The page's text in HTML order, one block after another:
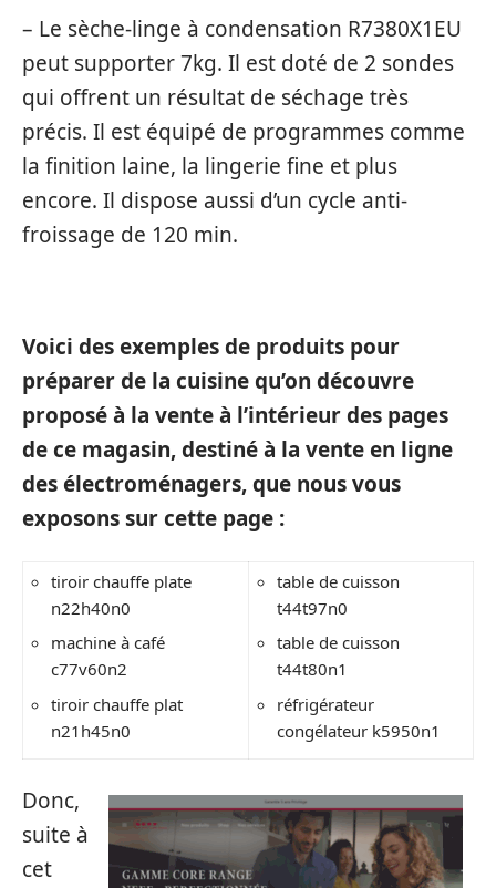
– Le sèche-linge à condensation R7380X1EU
peut supporter 7kg. Il est doté de 2 sondes
qui offrent un résultat de séchage très
précis. Il est équipé de programmes comme
la finition laine, la lingerie fine et plus
encore. Il dispose aussi d’un cycle anti-
froissage de 120 min.
Voici des exemples de produits pour
préparer de la cuisine qu’on découvre
proposé à la vente à l’intérieur des pages
de ce magasin, destiné à la vente en ligne
des électroménagers, que nous vous
exposons sur cette page :
tiroir chauffe plate
n22h40n0
machine à café
c77v60n2
tiroir chauffe plat
n21h45n0
table de cuisson
t44t97n0
table de cuisson
t44t80n1
réfrigérateur
congélateur k5950n1
Donc,
suite à
cet